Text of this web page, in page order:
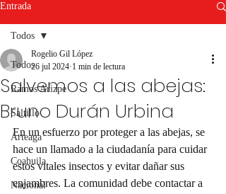
Entrada
Todos
Ramos Arizpe
Saltillo
Arteaga
Coahuila
Nacional
Todos
Salvemos a las abejas:
Bruno Durán Urbina
Rogelio Gil López
26 jul 2024 1 min de lectura
En un esfuerzo por proteger a las abejas, se
hace un llamado a la ciudadanía para cuidar
estos vitales insectos y evitar dañar sus
enjambres. La comunidad debe contactar a